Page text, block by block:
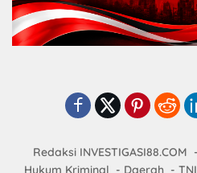
Redaksi INVESTIGASI88.COM
Hukum Kriminal
Daerah TNI